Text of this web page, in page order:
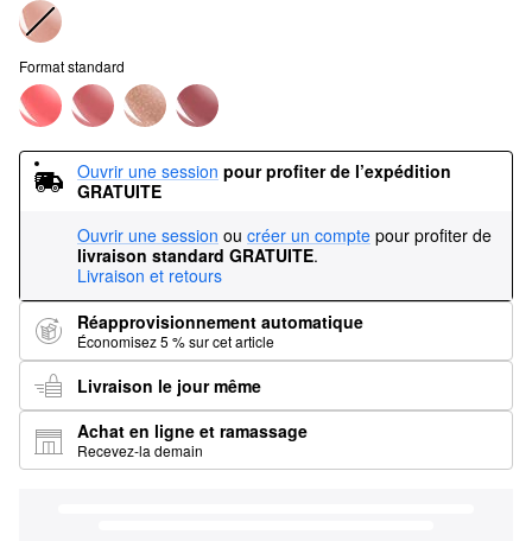
Format standard
Ouvrir une session pour profiter de l’expédition
GRATUITE
Ouvrir une session ou créer un compte pour profiter de
livraison standard GRATUITE.
Livraison et retours
Réapprovisionnement automatique
Économisez 5 % sur cet article
Livraison le jour même
Achat en ligne et ramassage
Recevez-la demain